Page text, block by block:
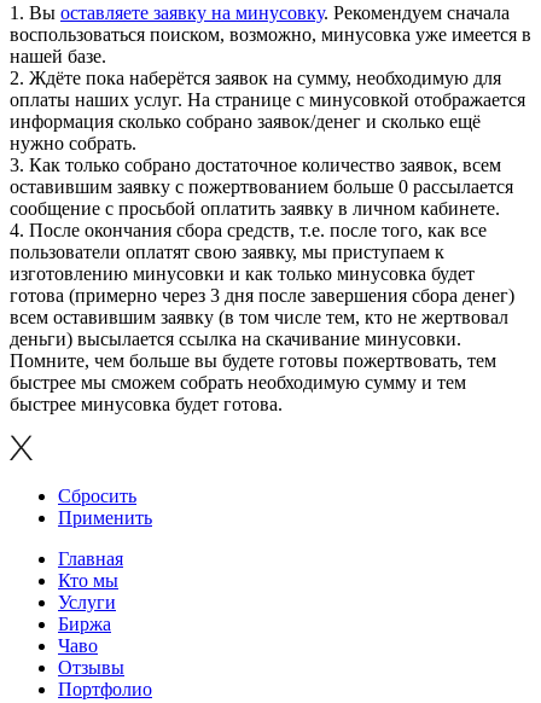
1. Вы оставляете заявку на минусовку. Рекомендуем сначала
воспользоваться поиском, возможно, минусовка уже имеется в
нашей базе.
2. Ждёте пока наберётся заявок на сумму, необходимую для
оплаты наших услуг. На странице с минусовкой отображается
информация сколько собрано заявок/денег и сколько ещё
нужно собрать.
3. Как только собрано достаточное количество заявок, всем
оставившим заявку с пожертвованием больше 0 рассылается
сообщение с просьбой оплатить заявку в личном кабинете.
4. После окончания сбора средств, т.е. после того, как все
пользователи оплатят свою заявку, мы приступаем к
изготовлению минусовки и как только минусовка будет
готова (примерно через 3 дня после завершения сбора денег)
всем оставившим заявку (в том числе тем, кто не жертвовал
деньги) высылается ссылка на скачивание минусовки.
Помните, чем больше вы будете готовы пожертвовать, тем
быстрее мы сможем собрать необходимую сумму и тем
быстрее минусовка будет готова.
Сбросить
Применить
Главная
Кто мы
Услуги
Биржа
Чаво
Отзывы
Портфолио